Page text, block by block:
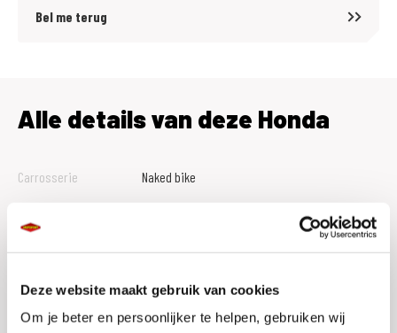
Deze website maakt gebruik van cookies
Om je beter en persoonlijker te helpen, gebruiken wij
Bel me terug
Alle details van deze Honda
Carrosserie
Naked bike
Vestiging
Assen